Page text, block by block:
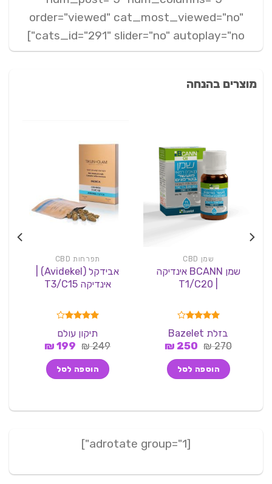
order="viewed" cat_most_viewed="no"
cats_id="291" slider="no" autoplay="no"]
מוצרים בהנחה
שמן CBD
שמן BCANN אינדיקה
דורג
4.00
מתוך 5
בזלת Bazelet
270
₪ המחיר
היה:
270 ₪.
250
₪המחיר
הוא:
250 ₪.
הוספה לסל
תפרחות CBD
אבידקל (Avidekel) |
אינדיקה T3/C15
מתוך 5
תיקון עולם
249
₪ המחיר
היה:
249 ₪.
199
₪המחיר
הוא:
199 ₪.
הוספה לסל